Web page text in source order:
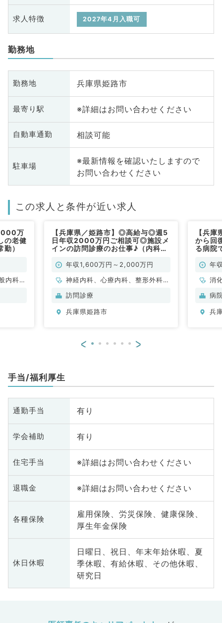
求人特徴 2027年4月入職可
勤務地
勤務地 兵庫県姫路市
最寄り駅 ※詳細はお問い合わせください
自動車通勤 相談可能
駐車場
※最新情報を確認いたしますので
お問い合わせください
この求人と条件が近い求人
万
の老健
）
内科、
【兵庫県／姫路市】◎高給与◎週5
日年収2000万円ご相談可◎施設メ
インの訪問診療のお仕事♪（内科
年収1,600万円～2,000万円
神経内科、心療内科、整形外科、
形成外科、美容外科、脳神経外
小児外科、泌尿器科、一般内科、
科、老年内科、外科系全般、一般
訪問診療
兵庫県姫路市
【兵
から回
る病院
年
消
病
兵
< >
手当/福利厚生
通勤手当 有り
学会補助 有り
住宅手当 ※詳細はお問い合わせください
退職金 ※詳細はお問い合わせください
各種保険
雇用保険、労災保険、健康保険、
厚生年金保険
休日休暇
日曜日、祝日、年末年始休暇、夏
季休暇、有給休暇、その他休暇、
研究日